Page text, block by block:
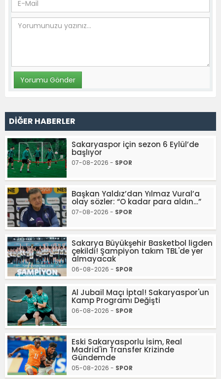
DİĞER HABERLER
Sakaryaspor için sezon 6 Eylül’de
başlıyor
07-08-2026 - SPOR
Başkan Yaldız’dan Yılmaz Vural’a
olay sözler: “O kadar para aldın…”
07-08-2026 - SPOR
Sakarya Büyükşehir Basketbol ligden
çekildi! Şampiyon takım TBL'de yer
almayacak
06-08-2026 - SPOR
Al Jubail Maçı İptal! Sakaryaspor'un
Kamp Programı Değişti
06-08-2026 - SPOR
Eski Sakaryasporlu İsim, Real
Madrid'in Transfer Krizinde
Gündemde
05-08-2026 - SPOR